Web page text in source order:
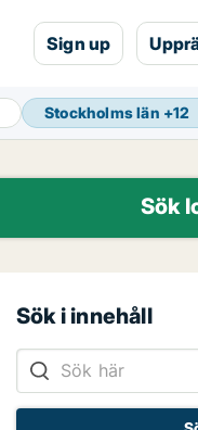
Sign up
Stockholms län +12
Sök
Sök i innehåll